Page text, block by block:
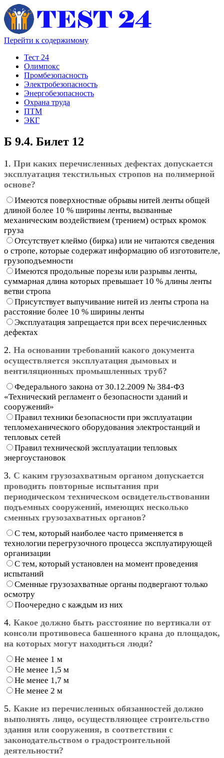
Перейти к содержимому
Тест 24
Олимпокс
Промбезопасность
Электробезопасность
Энергобезопасность
Охрана труда
ПТМ
ЭКГ
Б 9.4. Билет 12
1. При каких перечисленных дефектах допускается
эксплуатация текстильных стропов на полимерной
основе?
Имеются поверхностные обрывы нитей ленты общей
длиной более 10 % ширины ленты, вызванные
механическим воздействием (трением) острых кромок
груза
Отсутствует клеймо (бирка) или не читаются сведения
о стропе, которые содержат информацию об изготовителе,
грузоподъемности
Имеются продольные порезы или разрывы ленты,
суммарная длина которых превышает 10 % длины ленты
ветви стропа
Присутствует выпучивание нитей из ленты стропа на
расстояние более 10 % ширины ленты
Эксплуатация запрещается при всех перечисленных
дефектах
2. На основании требований какого документа
осуществляется эксплуатация дымовых и
вентиляционных промышленных труб?
Федерального закона от 30.12.2009 № 384-ФЗ
«Технический регламент о безопасности зданий и
сооружений»
Правил техники безопасности при эксплуатации
тепломеханического оборудования электростанций и
тепловых сетей
Правил технической эксплуатации тепловых
энергоустановок
3. С каким грузозахватным органом допускается
проводить повторные испытания при
периодическом техническом освидетельствовании
подъемных сооружений, имеющих несколько
сменных грузозахватных органов?
С тем, который наиболее часто применяется в
технологии перегрузочного процесса эксплуатирующей
организации
С тем, который установлен на момент проведения
испытаний
Сменные грузозахватные органы подвергают только
осмотру
Поочередно с каждым из них
4. Какое должно быть расстояние по вертикали от
консоли противовеса башенного крана до площадок,
на которых могут находиться люди?
Не менее 1 м
Не менее 1,5 м
Не менее 1,7 м
Не менее 2 м
5. Какие из перечисленных обязанностей должно
выполнять лицо, осуществляющее строительство
здания или сооружения, в соответствии с
законодательством о градостроительной
деятельности?